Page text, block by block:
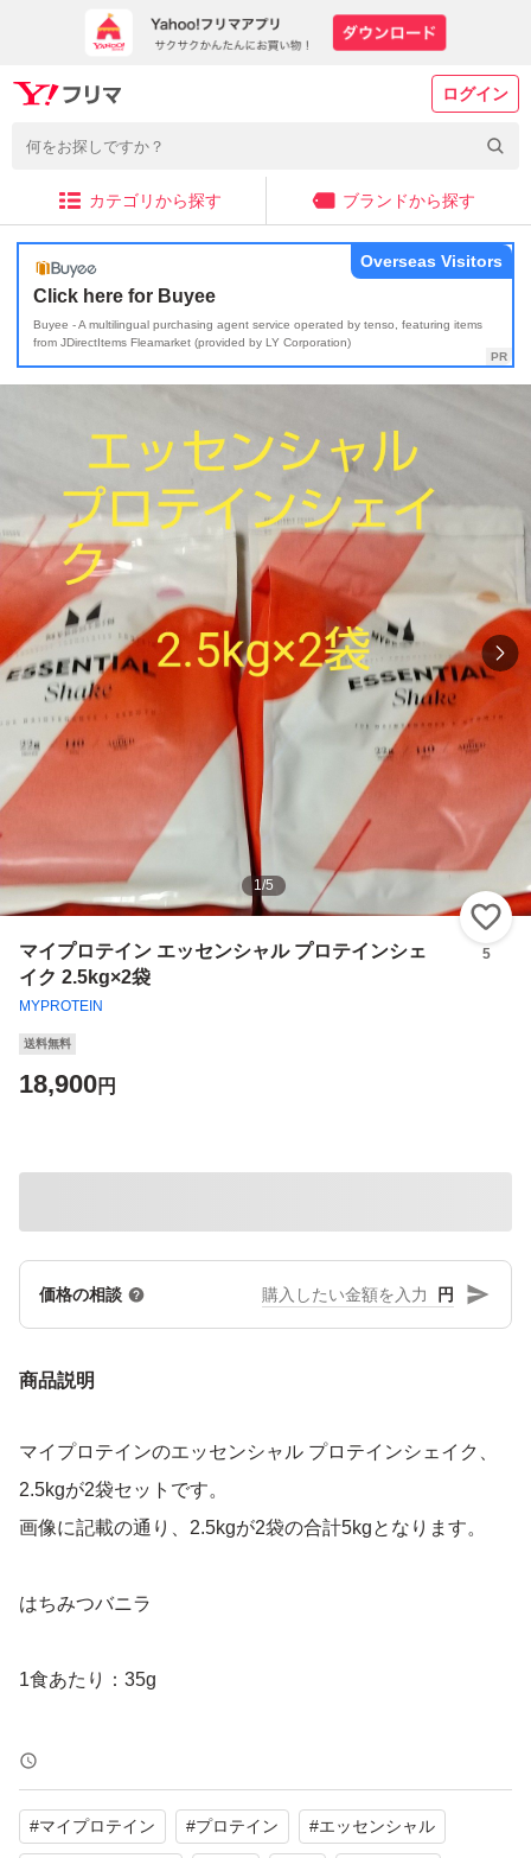
ログイン
カテゴリから探す ブランドから探す
Click here for Buyee
Buyee - A multilingual purchasing agent service operated by tenso, featuring items
from JDirectItems Fleamarket (provided by LY Corporation)
Overseas Visitors
1/5
マイプロテイン エッセンシャル プロテインシェ
イク 2.5kg×2袋
MYPROTEIN
5
送料無料
18,900円
価格の相談 円
商品説明
マイプロテインのエッセンシャル プロテインシェイク、
2.5kgが2袋セットです。
画像に記載の通り、2.5kgが2袋の合計5kgとなります。
はちみつバニラ
1食あたり：35g
100gあたり1食あたり
熱量1684kJ/399kcal589kJ/140kcal
脂質10g3.5g
#マイプロテイン #プロテイン #エッセンシャル